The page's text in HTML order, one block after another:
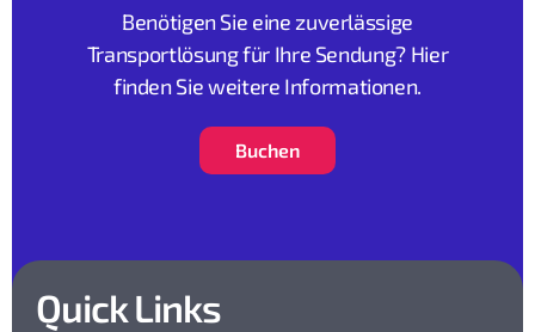
Benötigen Sie eine zuverlässige
Transportlösung für Ihre Sendung? Hier
finden Sie weitere Informationen.
Buchen
Quick Links